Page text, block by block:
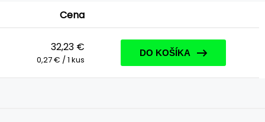
Cena
32,23 €
0,27 € / 1 kus
DO KOŠÍKA